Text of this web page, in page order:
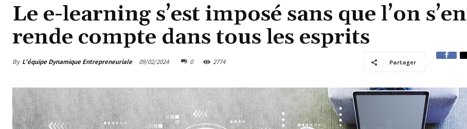
Le e-learning s’est imposé sans que l’on s’en
rende compte dans tous les esprits
By L'équipe Dynamique Entrepreneuriale 09/02/2024 0 2774 Partager